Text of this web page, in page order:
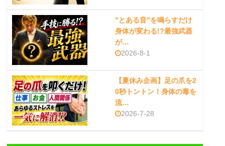
”とある音”を鳴らすだけ
身体が変わる!?最強武器
が…
2026-8-1
【夏休み企画】足の爪を2
0秒トントン！身体の毒を
流…
2026-7-28